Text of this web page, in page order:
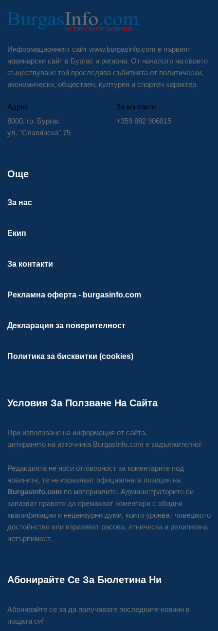
Информационният сайт www.burgasinfo.com е първият
новинарски сайт в Бургас и региона. От началото на своето
съществуване той проследява събитията от политически,
икономически, обществен, културен и спортен характер.
Адрес
8000, гр. Бургас
ул. "Славянска" 75
За контакти
+359 882 906815
Още
За нас
Екип
За контакти
Рекламна оферта - burgasinfo.com
Декларация за поверителност
Политика за бисквитки (cookies)
Условия За Ползване На Сайта
При използване на информация от сайта,
цитирането на източника BurgasInfo.com е задължително!
Редакцията не носи отговорност за коментарите под
новините, те не изразяват официалната позиция на
Burgasinfo.com по материалите. Администраторите си
запазват правото да премахват коментари с обидни
квалификации и нецензурни думи, които уронват човешкото
достойнство или изразяват расова, етническа и религиозна
нетърпимост.
Абонирайте Се За Бюлетина Ни
Абонирайте се за да получавате последните новини в
пощата си!